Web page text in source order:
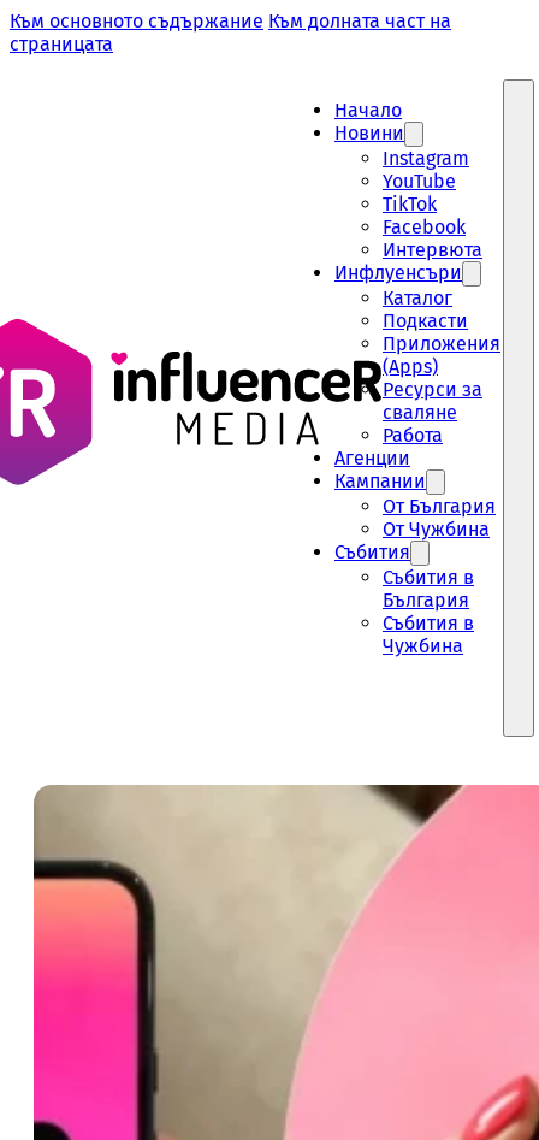
Към основното съдържание Към долната част на
страницата
Начало
Новини
Instagram
YouTube
TikTok
Facebook
Интервюта
Инфлуенсъри
Каталог
Подкасти
Приложения
(Apps)
Ресурси за
сваляне
Работа
Aгенции
Кампании
От България
От Чужбина
Събития
Събития в
България
Събития в
Чужбина